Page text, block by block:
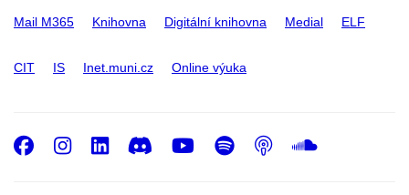
Mail M365 Knihovna Digitální knihovna Medial ELF
CIT IS Inet.muni.cz Online výuka
Facebook
Instagram
LinkedIn
DiscordYoutube
Spotify
Podcast